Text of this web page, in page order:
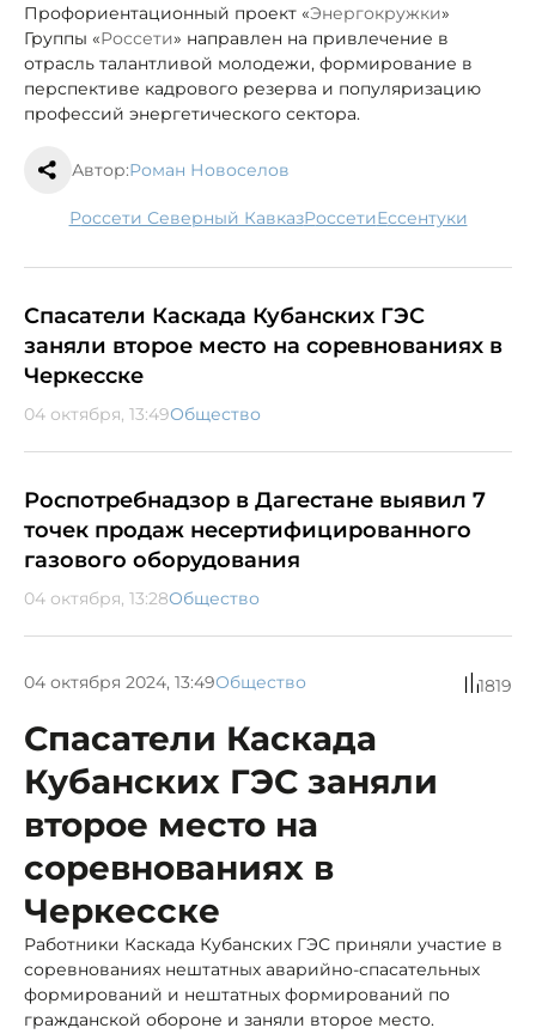
Профориентационный проект «Энергокружки»
Группы «Россети» направлен на привлечение в
отрасль талантливой молодежи, формирование в
перспективе кадрового резерва и популяризацию
профессий энергетического сектора.
Автор:Роман Новоселов
Россети Северный Кавказ Россети Ессентуки
Спасатели Каскада Кубанских ГЭС
заняли второе место на соревнованиях в
Черкесске
04 октября, 13:49Общество
Роспотребнадзор в Дагестане выявил 7
точек продаж несертифицированного
газового оборудования
04 октября, 13:28Общество
04 октября 2024, 13:49Общество 1819
Спасатели Каскада
Кубанских ГЭС заняли
второе место на
соревнованиях в
Черкесске
Работники Каскада Кубанских ГЭС приняли участие в
соревнованиях нештатных аварийно-спасательных
формирований и нештатных формирований по
гражданской обороне и заняли второе место.